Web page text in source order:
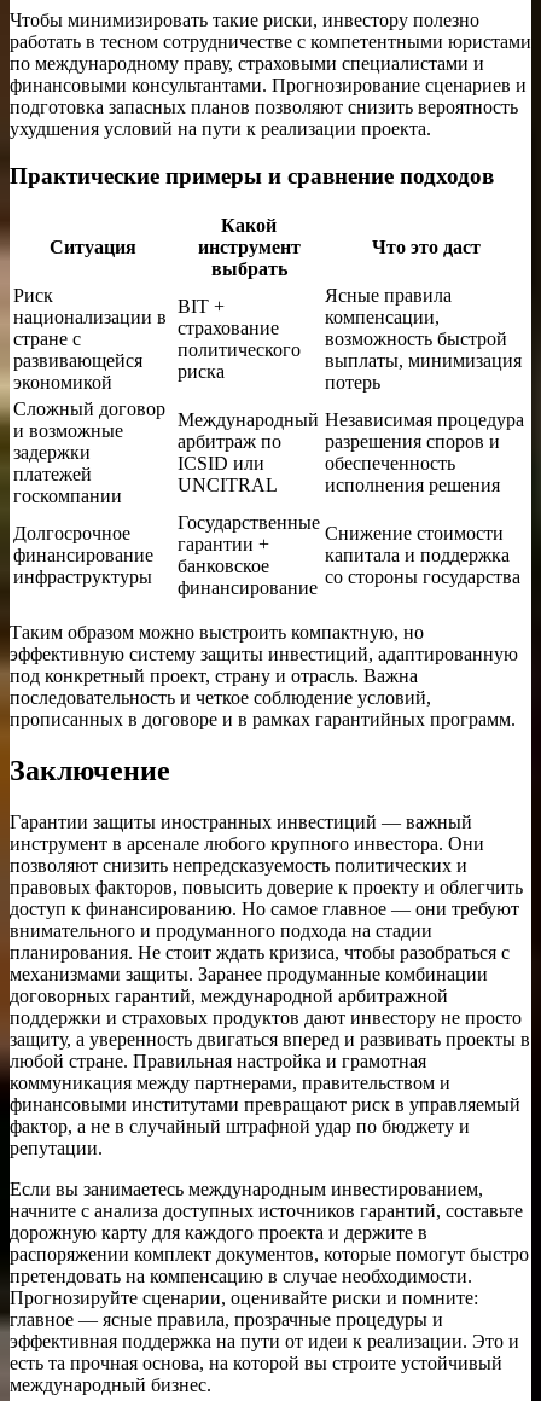
Чтобы минимизировать такие риски, инвестору полезно
работать в тесном сотрудничестве с компетентными юристами
по международному праву, страховыми специалистами и
финансовыми консультантами. Прогнозирование сценариев и
подготовка запасных планов позволяют снизить вероятность
ухудшения условий на пути к реализации проекта.
Практические примеры и сравнение подходов
Ситуация
Какой
инструмент
выбрать
Что это даст
Риск
национализации в
стране с
развивающейся
экономикой
BIT +
страхование
политического
риска
Ясные правила
компенсации,
возможность быстрой
выплаты, минимизация
потерь
Сложный договор
и возможные
задержки
платежей
госкомпании
Международный
арбитраж по
ICSID или
UNCITRAL
Независимая процедура
разрешения споров и
обеспеченность
исполнения решения
Долгосрочное
финансирование
инфраструктуры
Государственные
гарантии +
банковское
финансирование
Снижение стоимости
капитала и поддержка
со стороны государства
Таким образом можно выстроить компактную, но
эффективную систему защиты инвестиций, адаптированную
под конкретный проект, страну и отрасль. Важна
последовательность и четкое соблюдение условий,
прописанных в договоре и в рамках гарантийных программ.
Заключение
Гарантии защиты иностранных инвестиций — важный
инструмент в арсенале любого крупного инвестора. Они
позволяют снизить непредсказуемость политических и
правовых факторов, повысить доверие к проекту и облегчить
доступ к финансированию. Но самое главное — они требуют
внимательного и продуманного подхода на стадии
планирования. Не стоит ждать кризиса, чтобы разобраться с
механизмами защиты. Заранее продуманные комбинации
договорных гарантий, международной арбитражной
поддержки и страховых продуктов дают инвестору не просто
защиту, а уверенность двигаться вперед и развивать проекты в
любой стране. Правильная настройка и грамотная
коммуникация между партнерами, правительством и
финансовыми институтами превращают риск в управляемый
фактор, а не в случайный штрафной удар по бюджету и
репутации.
Если вы занимаетесь международным инвестированием,
начните с анализа доступных источников гарантий, составьте
дорожную карту для каждого проекта и держите в
распоряжении комплект документов, которые помогут быстро
претендовать на компенсацию в случае необходимости.
Прогнозируйте сценарии, оценивайте риски и помните:
главное — ясные правила, прозрачные процедуры и
эффективная поддержка на пути от идеи к реализации. Это и
есть та прочная основа, на которой вы строите устойчивый
международный бизнес.